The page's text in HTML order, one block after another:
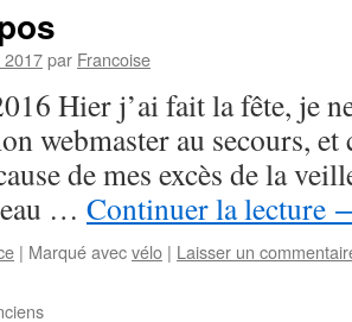
2017par Francoise
Hier j’ai fait la fête, je
webmaster au secours,
de mes excès de la
… Continuer la lecture
| Marqué avecvélo | Laisser un